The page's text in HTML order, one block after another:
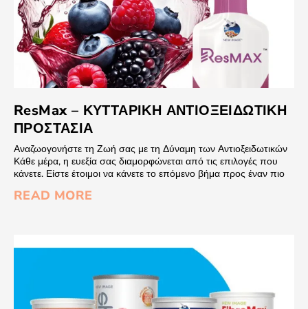
ResMax – ΚΥΤΤΑΡΙΚΗ ΑΝΤΙΟΞΕΙΔΩΤΙΚΗ
ΠΡΟΣΤΑΣΙΑ
Αναζωογονήστε τη Ζωή σας με τη Δύναμη των Αντιοξειδωτικών
Κάθε μέρα, η ευεξία σας διαμορφώνεται από τις επιλογές που
κάνετε. Είστε έτοιμοι να κάνετε το επόμενο βήμα προς έναν πιο
READ MORE